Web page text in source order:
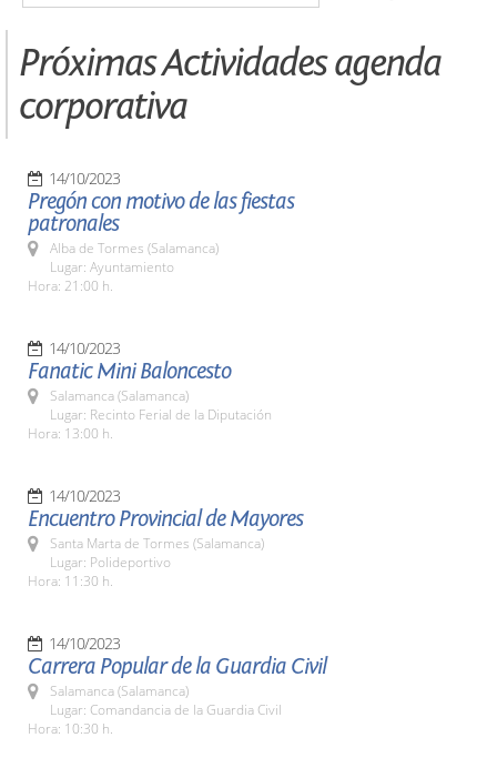
Próximas Actividades agenda
corporativa
14/10/2023
Pregón con motivo de las fiestas
patronales
Alba de Tormes (Salamanca)
Lugar: Ayuntamiento
Hora: 21:00 h.
14/10/2023
Fanatic Mini Baloncesto
Salamanca (Salamanca)
Lugar: Recinto Ferial de la Diputación
Hora: 13:00 h.
14/10/2023
Encuentro Provincial de Mayores
Santa Marta de Tormes (Salamanca)
Lugar: Polideportivo
Hora: 11:30 h.
14/10/2023
Carrera Popular de la Guardia Civil
Salamanca (Salamanca)
Lugar: Comandancia de la Guardia Civil
Hora: 10:30 h.